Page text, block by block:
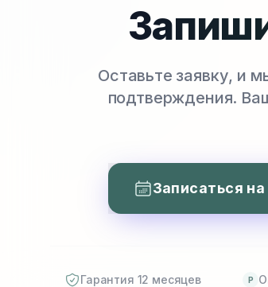
Оставьте заявку, и
подтверждения.
Записаться
Гарантия 12 месяцев P